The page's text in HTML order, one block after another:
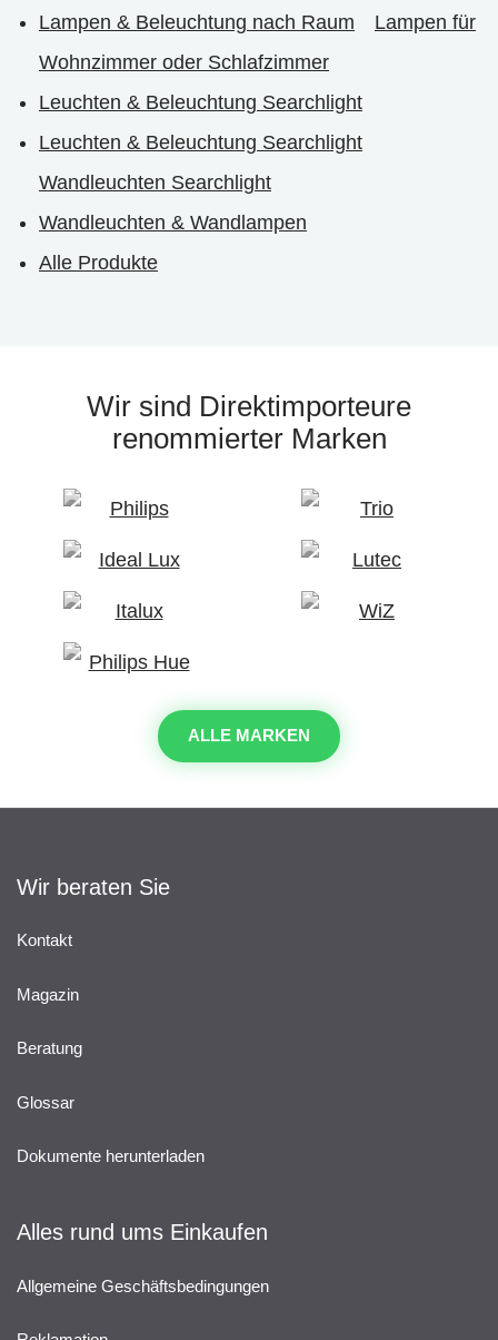
Lampen & Beleuchtung nach Raum
Lampen für
Wohnzimmer oder Schlafzimmer
Leuchten & Beleuchtung Searchlight
Leuchten & Beleuchtung Searchlight
Wandleuchten Searchlight
Wandleuchten & Wandlampen
Alle Produkte
Wir sind Direktimporteure
renommierter Marken
ALLE MARKEN
Wir beraten Sie
Kontakt
Magazin
Beratung
Glossar
Dokumente herunterladen
Alles rund ums Einkaufen
Allgemeine Geschäftsbedingungen